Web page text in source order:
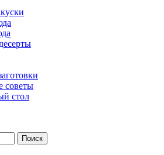
советы
стол